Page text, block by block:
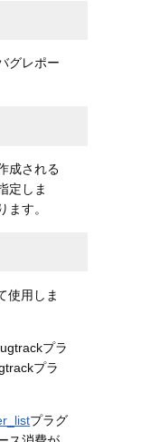
グレポー
成される
定しま
ます。
使用しま
プラ
プラ
プラグ